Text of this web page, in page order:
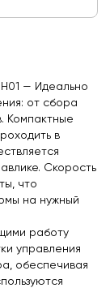
— Идеально
от сбора
Компактные
в
Скорость
что
на нужный
работу
управления
обеспечивая